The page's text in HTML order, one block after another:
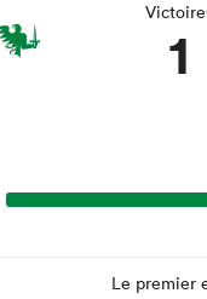
1
Le premier